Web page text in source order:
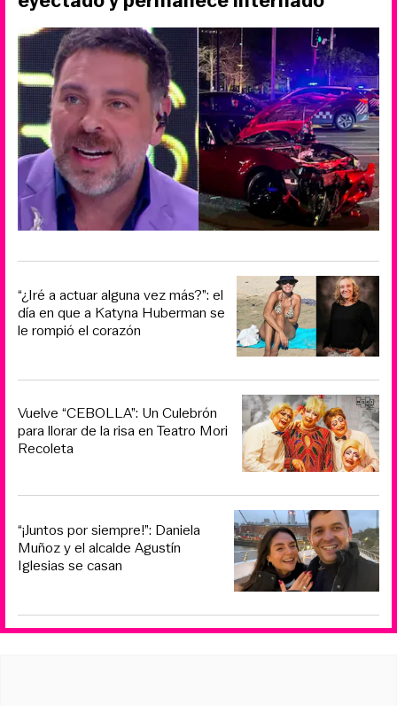
“¿Iré a actuar alguna vez más?”: el
día en que a Katyna Huberman se
le rompió el corazón
Vuelve “CEBOLLA”: Un Culebrón
para llorar de la risa en Teatro Mori
Recoleta
“¡Juntos por siempre!”: Daniela
Muñoz y el alcalde Agustín
Iglesias se casan